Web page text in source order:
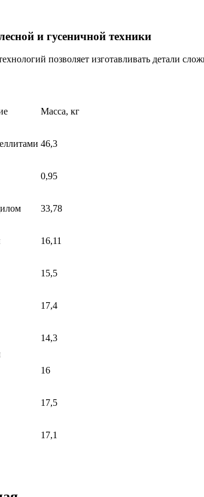
и гусеничной техники
позволяет изготавливать детали
Масса, кг
46,3
0,95
33,78
16,11
15,5
17,4
14,3
16
17,5
17,1